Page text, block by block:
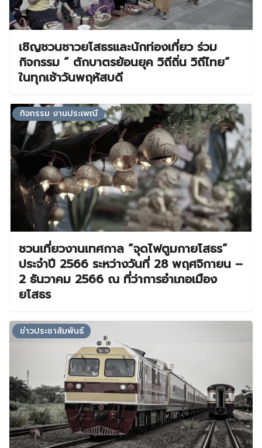
เชิญชวนชาวยโสธรและนักท่องเที่ยว ร่วม
กิจกรรม ” ตักบาตรย้อนยุค วิถีถิ่น วิถีไทย”
ในทุกเช้าวันพฤหัสบดี
กิจกรรม งานประเพณี
ชวนเที่ยวงานเทศกาล “จุดไฟตูมกายโสธร”
ประจำปี 2566 ระหว่างวันที่ 28 พฤศจิกายน –
2 ธันวาคม 2566 ณ ที่ว่าการอำเภอเมือง
ยโสธร
ข่าวประชาสัมพันธ์